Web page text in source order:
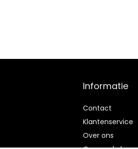
Informatie
Contact
Klantenservice
Over ons